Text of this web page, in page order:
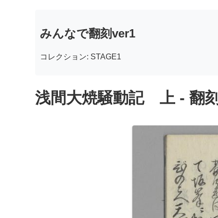
みんなで翻刻ver1
コレクション: STAGE1
浅間大焼騒動記 上 - 翻